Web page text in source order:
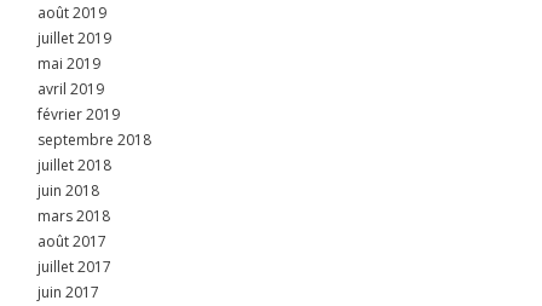
août 2019
juillet 2019
mai 2019
avril 2019
février 2019
septembre 2018
juillet 2018
juin 2018
mars 2018
août 2017
juillet 2017
juin 2017